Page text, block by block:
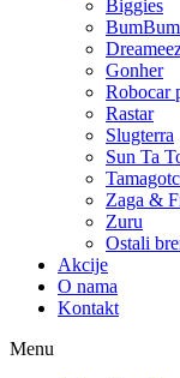
Biggies
Gonher
Robocar
Rastar
Slugterra
Sun Ta
Zaga &
Zuru
Ostali
Akcije
O nama
Kontakt
Menu